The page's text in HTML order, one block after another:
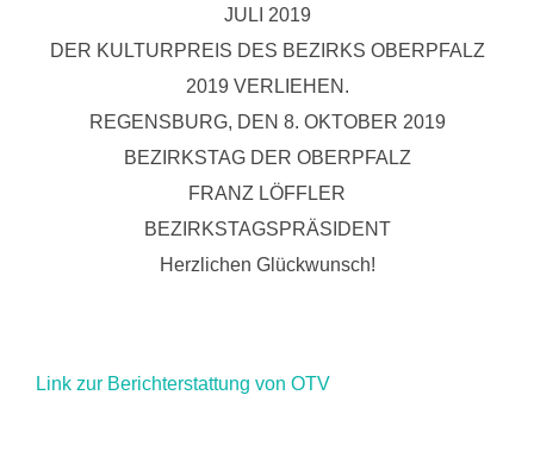
JULI 2019
DER KULTURPREIS DES BEZIRKS OBERPFALZ
2019 VERLIEHEN.
REGENSBURG, DEN 8. OKTOBER 2019
BEZIRKSTAG DER OBERPFALZ
FRANZ LÖFFLER
BEZIRKSTAGSPRÄSIDENT
Herzlichen Glückwunsch!
Link zur Berichterstattung von OTV